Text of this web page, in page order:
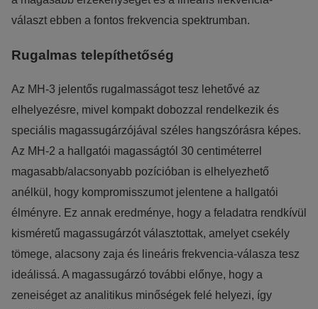
választ ebben a fontos frekvencia spektrumban.
Rugalmas telepíthetőség
Az MH-3 jelentős rugalmasságot tesz lehetővé az
elhelyezésre, mivel kompakt dobozzal rendelkezik és
speciális magassugárzójával széles hangszórásra képes.
Az MH-2 a hallgatói magasságtól 30 centiméterrel
magasabb/alacsonyabb pozícióban is elhelyezhető
anélkül, hogy kompromisszumot jelentene a hallgatói
élményre. Ez annak eredménye, hogy a feladatra rendkívül
kisméretű magassugárzót választottak, amelyet csekély
tömege, alacsony zaja és lineáris frekvencia-válasza tesz
ideálissá. A magassugárzó további előnye, hogy a
zeneiséget az analitikus minőségek felé helyezi, így